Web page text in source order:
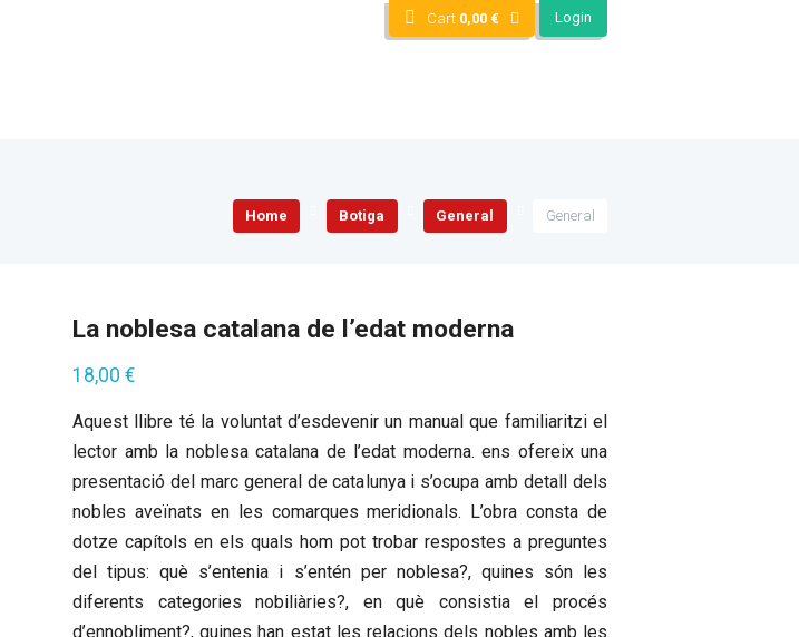
Cart 0,00 € Login
Home Botiga General General
La noblesa catalana de l’edat moderna
18,00 €
Aquest llibre té la voluntat d’esdevenir un manual que familiaritzi el
lector amb la noblesa catalana de l’edat moderna. ens ofereix una
presentació del marc general de catalunya i s’ocupa amb detall dels
nobles aveïnats en les comarques meridionals. L’obra consta de
dotze capítols en els quals hom pot trobar respostes a preguntes
del tipus: què s’entenia i s’entén per noblesa?, quines són les
diferents categories nobiliàries?, en què consistia el procés
d’ennobliment?, quines han estat les relacions dels nobles amb les